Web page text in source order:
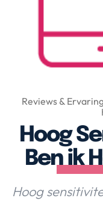
Over Valerie
Reviews &
Hoog
Ben ik
Hoog